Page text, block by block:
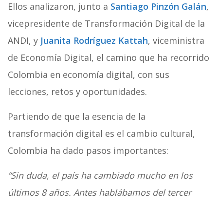
Ellos analizaron, junto a Santiago Pinzón Galán,
vicepresidente de Transformación Digital de la
ANDI, y Juanita Rodríguez Kattah, viceministra
de Economía Digital, el camino que ha recorrido
Colombia en economía digital, con sus
lecciones, retos y oportunidades.
Partiendo de que la esencia de la
transformación digital es el cambio cultural,
Colombia ha dado pasos importantes:
“Sin duda, el país ha cambiado mucho en los
últimos 8 años. Antes hablábamos del tercer